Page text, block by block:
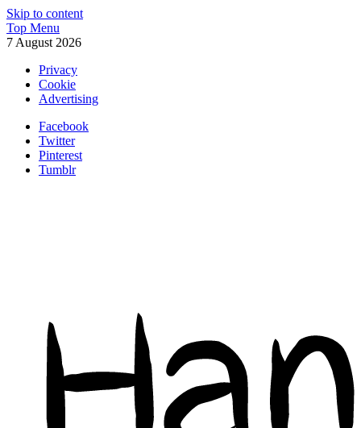
Skip to content
Top Menu
7 August 2026
Privacy
Cookie
Advertising
Facebook
Twitter
Pinterest
Tumblr